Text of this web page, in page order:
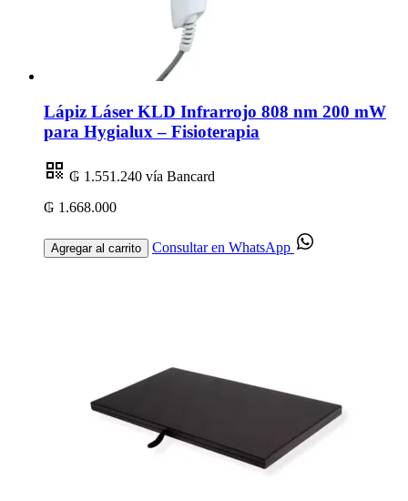
Lápiz Láser KLD Infrarrojo 808 nm 200 mW
para Hygialux – Fisioterapia
₲ 1.551.240 vía Bancard
₲ 1.668.000
Agregar al carrito Consultar en WhatsApp